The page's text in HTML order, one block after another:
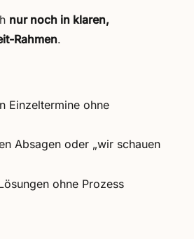
nur noch in klaren,
Rahmen.
Einzeltermine ohne
Absagen oder „wir schauen
ohne Prozess